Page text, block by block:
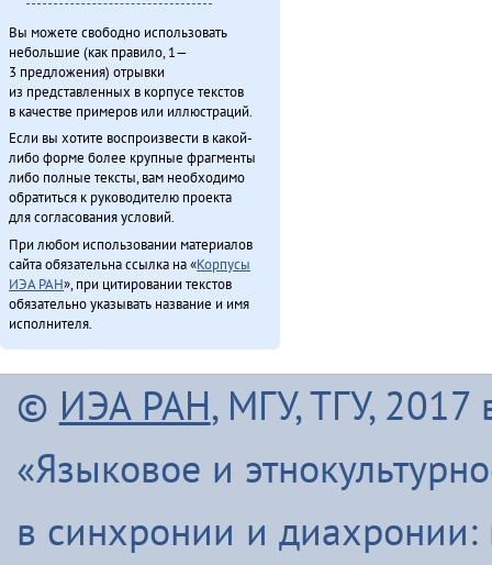
Вы можете свободно использовать
небольшие (как правило, 1—
3 предложения) отрывки
из представленных в корпусе текстов
в качестве примеров или иллюстраций.
Если вы хотите воспроизвести в какой-
либо форме более крупные фрагменты
либо полные тексты, вам необходимо
обратиться к руководителю проекта
для согласования условий.
При любом использовании материалов
сайта обязательна ссылка на «Корпусы
ИЭА РАН», при цитировании текстов
обязательно указывать название и имя
исполнителя.
© ИЭА РАН, МГУ, ТГУ, 2017
«Языковое и
в синхронии и диахронии: